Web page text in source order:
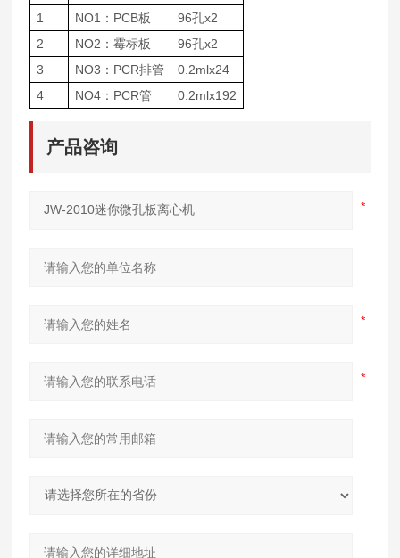
1
NO1：PCB板
96孔x2
2
NO2：霉标板
96孔x2
3
NO3：PCR排管
0.2mlx24
4
NO4：PCR管 0.2mlx192
产品咨询